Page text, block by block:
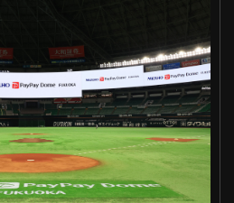
アルバイト募集（別ウィンドウで開く
ーム・プレー内容…）